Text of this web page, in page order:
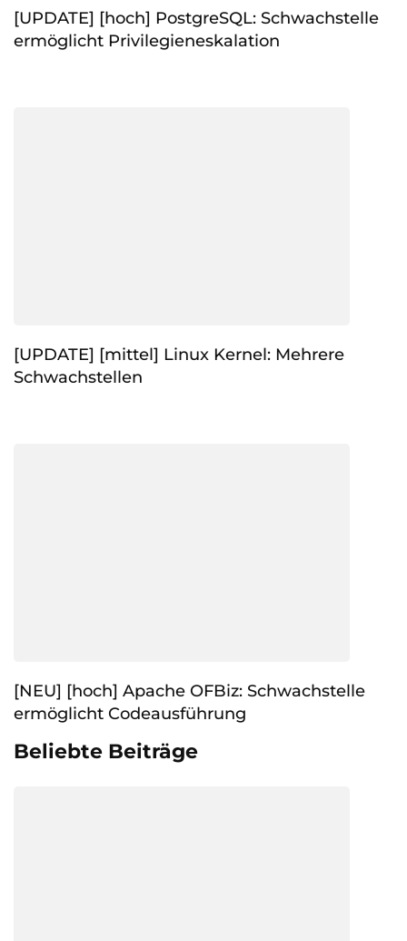
[UPDATE] [hoch] PostgreSQL: Schwachstelle
ermöglicht Privilegieneskalation
[UPDATE] [mittel] Linux Kernel: Mehrere
Schwachstellen
[NEU] [hoch] Apache OFBiz: Schwachstelle
ermöglicht Codeausführung
Beliebte Beiträge